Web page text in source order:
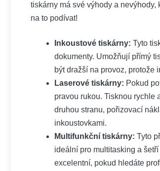
tiskárny má své výhody a
na to podívat!
Inkoustové tiskárny: Tyto
dokumenty. Umožňují přímý
být dražší na provoz, protože
Laserové tiskárny: Pokud
pravou rukou. Tisknou rychle
druhou stranu, pořizovací
inkoustovkami.
Multifunkční tiskárny: Tyto
ideální pro multitasking a
excelentní, pokud hledáte